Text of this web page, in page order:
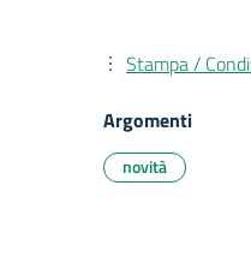
Stampa /
Argomenti
novità